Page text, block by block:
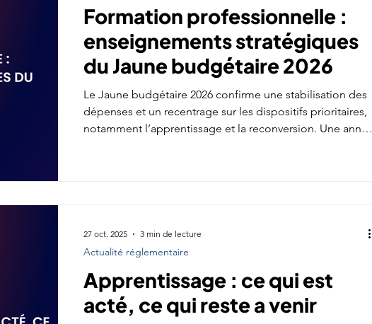
Formation professionnelle :
enseignements stratégiques
du Jaune budgétaire 2026
Le Jaune budgétaire 2026 confirme une stabilisation des
dépenses et un recentrage sur les dispositifs prioritaires,
notamment l’apprentissage et la reconversion. Une année
Apprentissage : ce qui est
acté, ce qui reste a venir
Actualité réglementaire
27 oct. 2025 3 min de lecture